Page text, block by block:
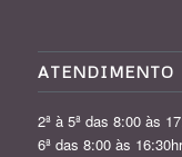
ATENDIMENTO
2ª à 5ª das 8:00 às
6ª das 8:00 às